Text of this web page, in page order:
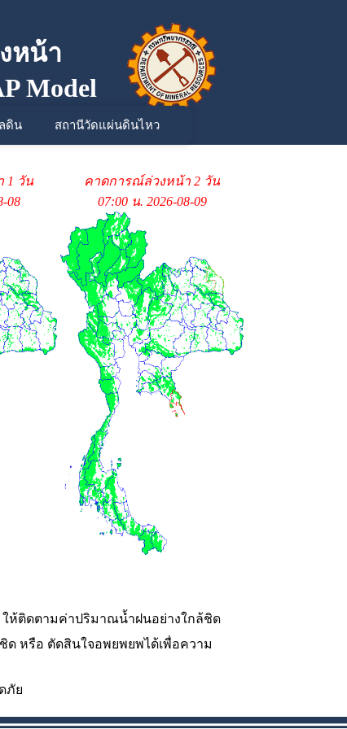
หน้า
Model
ดิน สถานีวัดแผ่นดินไหว
1 วัน
08
คาดการณ์ล่วงหน้า 2 วัน
07:00 น. 2026-08-09
ให้ติดตามค่าปริมาณน้ำฝนอย่างใกล้ชิด
ด หรือ ตัดสินใจอพยพยพได้เพื่อความ
ภัย